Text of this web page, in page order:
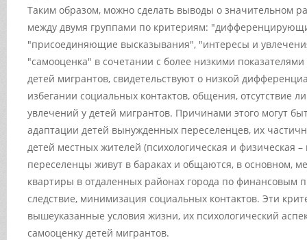
Таким образом, можно сделать выводы о значительном
между двумя группами по критериям:
"присоединяющие высказывания", "интересы и
"самооценка" в сочетании с более низкими
детей мигрантов, свидетельствуют о низкой
избегании социальных контактов, общения, отсутствие
увлечений у детей мигрантов. Причинами этого могут
адаптации детей вынужденных переселенцев, их
детей местных жителей (психологическая и физическая
переселенцы живут в бараках и общаются, в основном,
квартиры в отдаленных районах города по финансовым
следствие, минимизация социальных контактов. Эти
вышеуказанные условия жизни, их психологический
самооценку детей мигрантов.